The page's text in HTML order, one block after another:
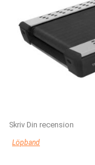
Skriv Din recension
Löpband